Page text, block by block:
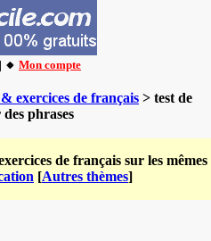
| 🔸 Mon compte
exercices de français > test de
phrases
de français sur les mêmes
[Autres thèmes]